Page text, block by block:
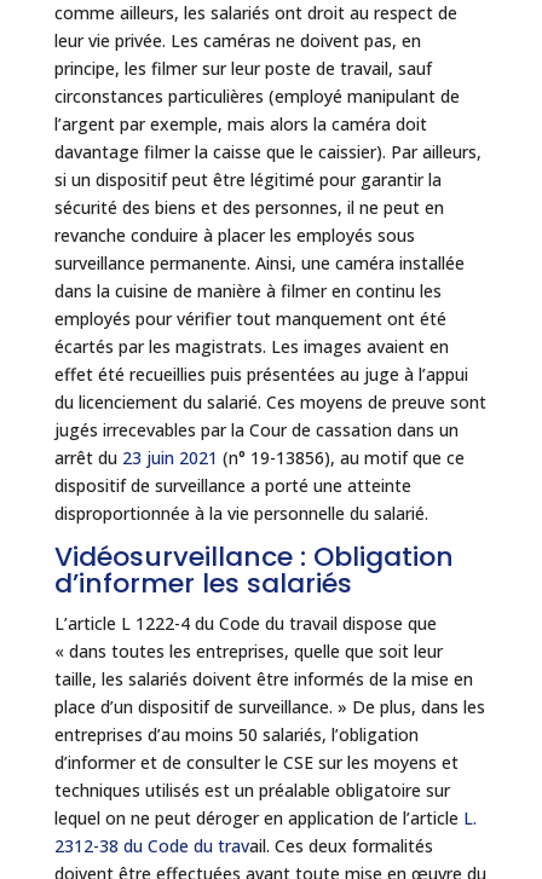
comme ailleurs, les salariés ont droit au respect de
leur vie privée. Les caméras ne doivent pas, en
principe, les filmer sur leur poste de travail, sauf
circonstances particulières (employé manipulant de
l’argent par exemple, mais alors la caméra doit
davantage filmer la caisse que le caissier). Par ailleurs,
si un dispositif peut être légitimé pour garantir la
sécurité des biens et des personnes, il ne peut en
revanche conduire à placer les employés sous
surveillance permanente. Ainsi, une caméra installée
dans la cuisine de manière à filmer en continu les
employés pour vérifier tout manquement ont été
écartés par les magistrats. Les images avaient en
effet été recueillies puis présentées au juge à l’appui
du licenciement du salarié. Ces moyens de preuve sont
jugés irrecevables par la Cour de cassation dans un
arrêt du 23 juin 2021 (n° 19-13856), au motif que ce
dispositif de surveillance a porté une atteinte
disproportionnée à la vie personnelle du salarié.
Vidéosurveillance : Obligation
d’informer les salariés
L’article L 1222-4 du Code du travail dispose que
« dans toutes les entreprises, quelle que soit leur
taille, les salariés doivent être informés de la mise en
place d’un dispositif de surveillance. » De plus, dans les
entreprises d’au moins 50 salariés, l’obligation
d’informer et de consulter le CSE sur les moyens et
techniques utilisés est un préalable obligatoire sur
lequel on ne peut déroger en application de l’article L.
2312-38 du Code du travail. Ces deux formalités
doivent être effectuées avant toute mise en œuvre du